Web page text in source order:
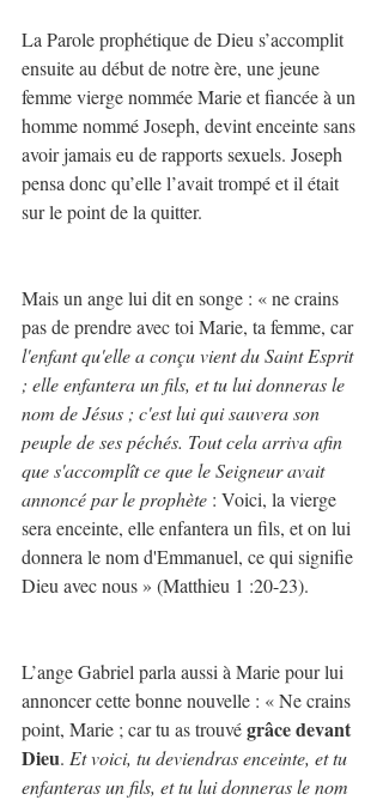
La Parole prophétique de Dieu s’accomplit
ensuite au début de notre ère, une jeune
femme vierge nommée Marie et fiancée à un
homme nommé Joseph, devint enceinte sans
avoir jamais eu de rapports sexuels. Joseph
pensa donc qu’elle l’avait trompé et il était
sur le point de la quitter.
Mais un ange lui dit en songe : « ne crains
pas de prendre avec toi Marie, ta femme, car
l'enfant qu'elle a conçu vient du Saint Esprit
; elle enfantera un fils, et tu lui donneras le
nom de Jésus ; c'est lui qui sauvera son
peuple de ses péchés. Tout cela arriva afin
que s'accomplît ce que le Seigneur avait
annoncé par le prophète : Voici, la vierge
sera enceinte, elle enfantera un fils, et on lui
donnera le nom d'Emmanuel, ce qui signifie
Dieu avec nous » (Matthieu 1 :20-23).
L’ange Gabriel parla aussi à Marie pour lui
annoncer cette bonne nouvelle : « Ne crains
point, Marie ; car tu as trouvé grâce devant
Dieu. Et voici, tu deviendras enceinte, et tu
enfanteras un fils, et tu lui donneras le nom